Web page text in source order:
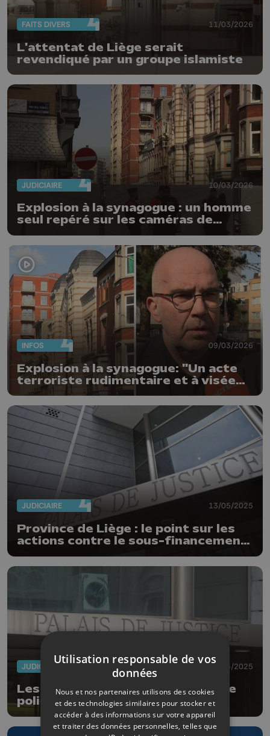
FAITS DIVERS 11/03/2026
L'attentat de Liège serait
revendiqué par un groupe islamiste
JUDICIAIRE 10/03/2026
Explosion à la synagogue : un homme
seul repéré sur les caméras de
INFOS 09/03/2026
Explosion à la synagogue: "Un acte
terroriste rudimentaire et à visée
communicationnelle", selon Michaël
Dantinne
JUDICIAIRE 13/05/2025
Province de Liège : le point sur les
actions contre le sous-financement
JUDICIAIRE 09/05/2025
Les juges de paix et du tribunal de
police de Liège se joignent aux
protestations
Utilisation responsable de vos
données
Nous et nos partenaires utilisons des cookies
et des technologies similaires pour stocker et
accéder à des informations sur votre appareil
et traiter des données personnelles, telles que